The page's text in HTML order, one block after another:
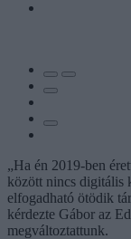
„Ha én 2019-ben
között nincs digitális
elfogadható ötödik
kérdezte Gábor az
megváltoztattunk.